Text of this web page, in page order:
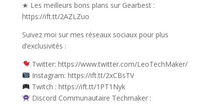
★ Les meilleurs bons plans sur Gearbest :
https://ift.tt/2AZLZuo
Suivez moi sur mes réseaux sociaux pour plus
d’exclusivités :
Twitter: https://www.twitter.com/LeoTechMaker/
Instagram: https://ift.tt/2xCBsTV
Twitch : https://ift.tt/1PT1Nyk
Discord Communautaire Techmaker :